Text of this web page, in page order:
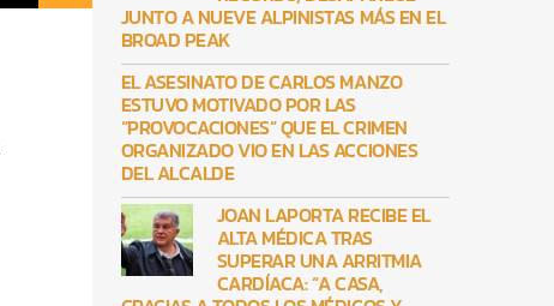
JUNTO A NUEVE ALPINISTAS MÁS EN EL
BROAD PEAK
EL ASESINATO DE CARLOS MANZO
ESTUVO MOTIVADO POR LAS
“PROVOCACIONES” QUE EL CRIMEN
ORGANIZADO VIO EN LAS ACCIONES
DEL ALCALDE
JOAN LAPORTA RECIBE EL
ALTA MÉDICA TRAS
SUPERAR UNA ARRITMIA
CARDÍACA: “A CASA,